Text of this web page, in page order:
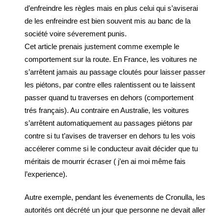
d’enfreindre les règles mais en plus celui qui s’aviserai
de les enfreindre est bien souvent mis au banc de la
société voire séverement punis.
Cet article prenais justement comme exemple le
comportement sur la route. En France, les voitures ne
s’arrêtent jamais au passage cloutés pour laisser passer
les piétons, par contre elles ralentissent ou te laissent
passer quand tu traverses en dehors (comportement
trés français). Au contraire en Australie, les voitures
s’arrêtent automatiquement au passages piétons par
contre si tu t’avises de traverser en dehors tu les vois
accélerer comme si le conducteur avait décider que tu
méritais de mourrir écraser ( j’en ai moi même fais
l’experience).
Autre exemple, pendant les évenements de Cronulla, les
autorités ont décrété un jour que personne ne devait aller